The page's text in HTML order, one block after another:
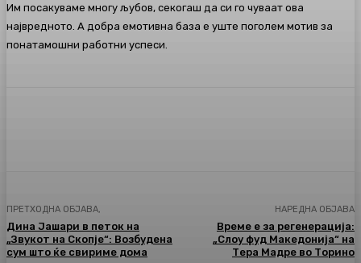
Им посакуваме многу љубов, секогаш да си го чуваат ова
највредното. А добра емотивна база е уште поголем мотив за
понатамошни работни успеси.
ПРЕТХОДНА ОБЈАВА,
Дина Јашари в петок на
„Звукот на Скопје“: Возбудена
сум што ќе свириме дома
НАРЕДНА ОБЈАВА
Време е за регенерација:
„Слоу фуд Македонија“ на
Тера Мадре во Торино